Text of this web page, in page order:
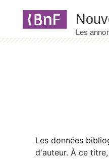
Les données
d'auteur. À ce